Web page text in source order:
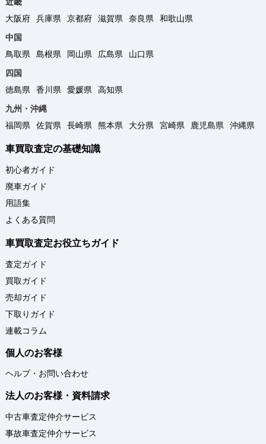
大阪府
兵庫県 京都府 滋賀県 奈良県
和歌山県
中国
鳥取県
島根県 岡山県 広島県
山口県
四国
徳島県
香川県 愛媛県
高知県
九州・沖縄
福岡県
佐賀県 長崎県 熊本県 大分県 宮崎県 鹿児島県 沖縄県
車買取査定の基礎知識
初心者ガイド
廃車ガイド
用語集
よくある質問
車買取査定お役立ちガイド
査定ガイド
買取ガイド
売却ガイド
下取りガイド
連載コラム
個人のお客様
ヘルプ・お問い合わせ
法人のお客様・資料請求
中古車査定仲介サービス
事故車査定仲介サービス